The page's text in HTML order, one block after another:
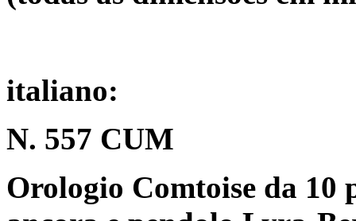
italiano:
N. 557 CUM
Orologio Comtoise da 10